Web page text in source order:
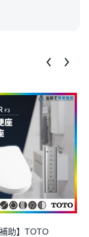
助】TOTO